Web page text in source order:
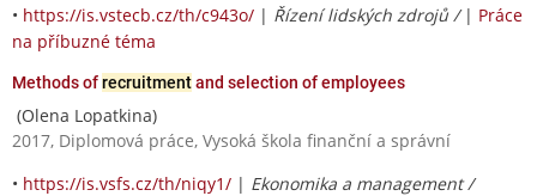
• https://is.vstecb.cz/th/c943o/ | Řízení lidských zdrojů / | Práce
na příbuzné téma
Methods ofrecruitmentand selection of employees
(Olena Lopatkina)
2017, Diplomová práce, Vysoká škola finanční a správní
• https://is.vsfs.cz/th/niqy1/ | Ekonomika a management /